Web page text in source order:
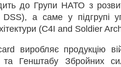
до Групи НАТО з
а саме у підгрупі
(C4I and Soldier
виробляє продукцію
та Генштабу Збройних